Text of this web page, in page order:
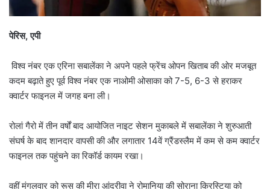
पेरिस, एपी
विश्व नंबर एक एरिना सबालेंका ने अपने पहले फ्रेंच ओपन खिताब की ओर मजबूत
कदम बढ़ाते हुए पूर्व विश्व नंबर एक नाओमी ओसाका को 7-5, 6-3 से हराकर
क्वार्टर फाइनल में जगह बना ली।
रोलां गैरो में तीन वर्षों बाद आयोजित नाइट सेशन मुकाबले में सबालेंका ने शुरुआती
संघर्ष के बाद शानदार वापसी की और लगातार 14वें ग्रैंडस्लैम में कम से कम क्वार्टर
फाइनल तक पहुंचने का रिकॉर्ड कायम रखा।
वहीं मंगलवार को रूस की मीरा आंद्रीवा ने रोमानिया की सोराना क्रिस्टिया को